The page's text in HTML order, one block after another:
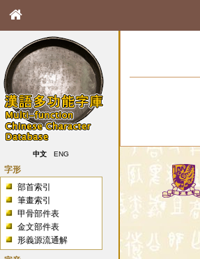
中文 ENG
字形
部首索引
筆畫索引
甲骨部件表
金文部件表
形義源流通解